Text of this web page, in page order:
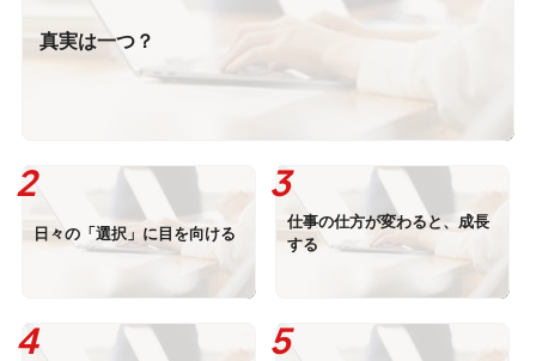
真実は一つ？
日々の「選択」に目を向ける
仕事の仕方が変わると、成長
する